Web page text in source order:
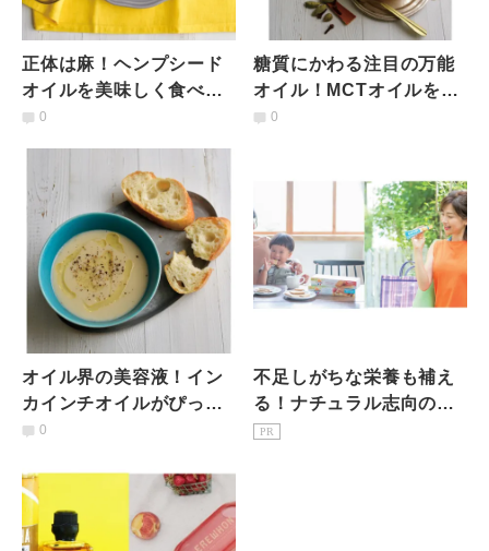
正体は麻！ヘンプシード
オイルを美味しく食べる
サラダレシピ
0
糖質にかわる注目の万能
オイル！MCTオイルを使
ったドリンクレシピ
0
オイル界の美容液！イン
カインチオイルがぴった
りなスープレシピ
0
不足しがちな栄養も補え
る！ナチュラル志向のヨ
ガインストラクターが選
PR